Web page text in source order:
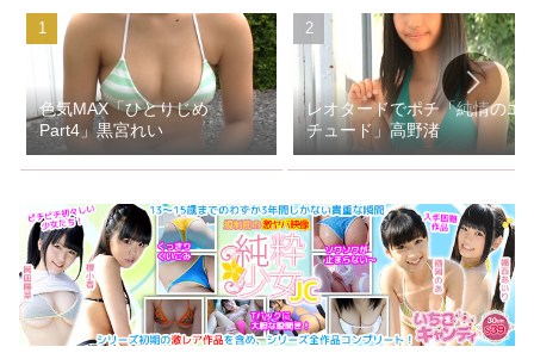
色気MAX「ひとりじめ
Part4」黒宮れい
レオタードでポチ「純情のエ
チュード」高野渚